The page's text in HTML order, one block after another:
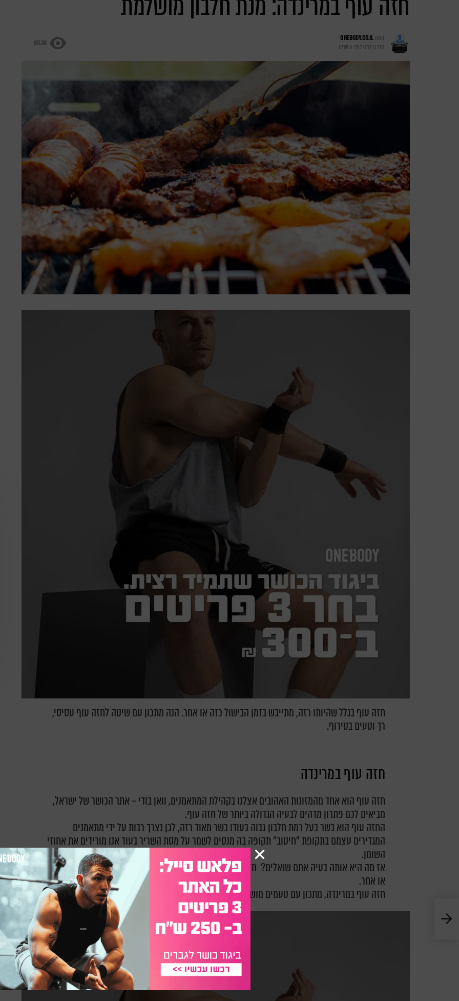
מאתONEBODY.CO.IL
עודכן לפנילפני 6 שנים 80.3k
חזה עוף בגלל שהיותו רזה, מתייבש בזמן הבישול כזה או אחר. הנה מתכון עם שיטה לחזה עוף עסיסי,
רך וטעים בטירוף.
חזה עוף במרינדה
חזה עוף הוא אחד מהמזונות האהובים אצלנו בקהילת המתאמנים, וואן בודי – אתר הכושר של ישראל,
מביאים לכם פתרון מדהים לבעיה הגדולה ביותר של חזה עוף.
החזה עוף הוא בשר בעל רמת חלבון גבוה בעודו בשר מאוד רזה, לכן נצרך רבות על ידי מתאמנים
המגדירים עצמם בתקופת "חיטוב" תקופה בה מנסים לשמר על מסת השריר בעוד אנו מורידים את אחוזי
השומן.
אז מה היא אותה בעיה אתם שואלים? חזה עוף בגלל שהיותו רזה, מתייבש מאוד מהר בזמן בישול כזה
או אחר.
חזה עוף במרינדה, מתכון עם טעמים מושלמים לחזה עוף עסיסי, רך וטעים בטירוף.